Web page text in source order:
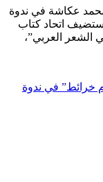
عكاشة في ندوة
اتحاد كتاب
الشعر العربي”،